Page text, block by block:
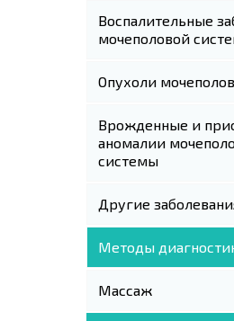
Воспалительные
мочеполовой
Опухоли
Врожденные и
аномалии
системы
Другие
Методы
Массаж